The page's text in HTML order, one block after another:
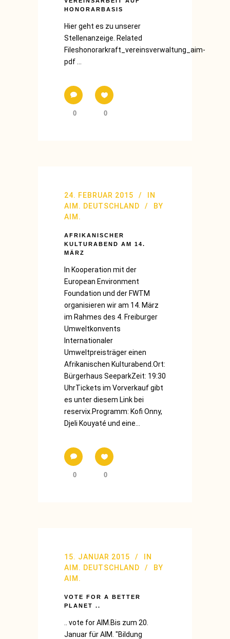
HONORARBASIS
Hier geht es zu unserer
Stellenanzeige. Related
Fileshonorarkraft_vereinsverwaltung_aim-
pdf ...
0 0
24. FEBRUAR 2015
IN
AIM. DEUTSCHLAND
BY
AIM.
AFRIKANISCHER
KULTURABEND AM 14.
MÄRZ
In Kooperation mit der
European Environment
Foundation und der FWTM
organisieren wir am 14. März
im Rahmes des 4. Freiburger
Umweltkonvents
Internationaler
Umweltpreisträger einen
Afrikanischen Kulturabend.Ort:
Bürgerhaus SeeparkZeit: 19:30
UhrTickets im Vorverkauf gibt
es unter diesem Link bei
reservix.Programm: Kofi Onny,
Djeli Kouyaté und eine...
0 0
15. JANUAR 2015
IN
AIM. DEUTSCHLAND
BY
AIM.
VOTE FOR A BETTER
PLANET ..
.. vote for AIM.Bis zum 20.
Januar für AIM. "Bildung